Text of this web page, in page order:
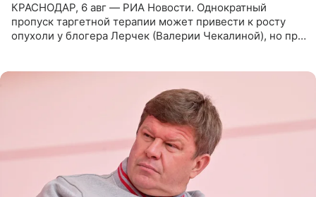
КРАСНОДАР, 6 авг — РИА Новости. Однократный
пропуск таргетной терапии может привести к росту
опухоли у блогера Лерчек (Валерии Чекалиной), но при